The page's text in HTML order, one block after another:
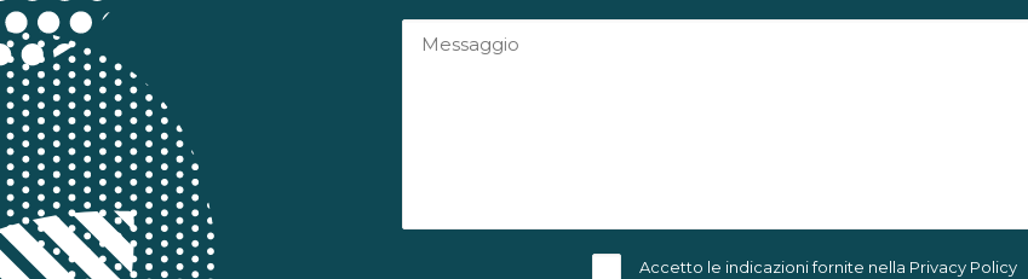
Accetto le indicazioni fornite nella Privacy Policy